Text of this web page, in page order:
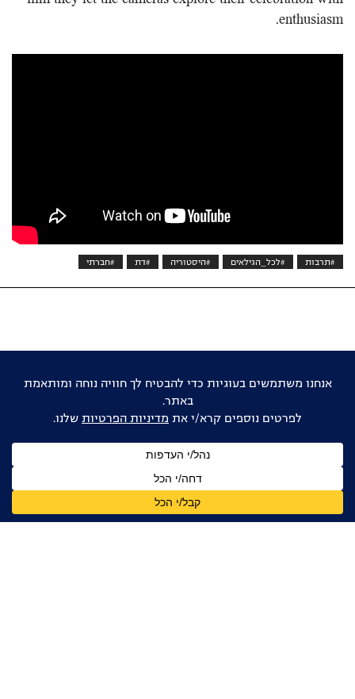
enthusiasm.
#תרבות #לכל_הגילאים #היסטוריה #דת #חברתי
אוהבים דוקו ישראלי?
הישארו מעודכנים
שם
מלא
כתובת
דואר